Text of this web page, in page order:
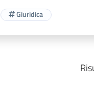
Giuridica